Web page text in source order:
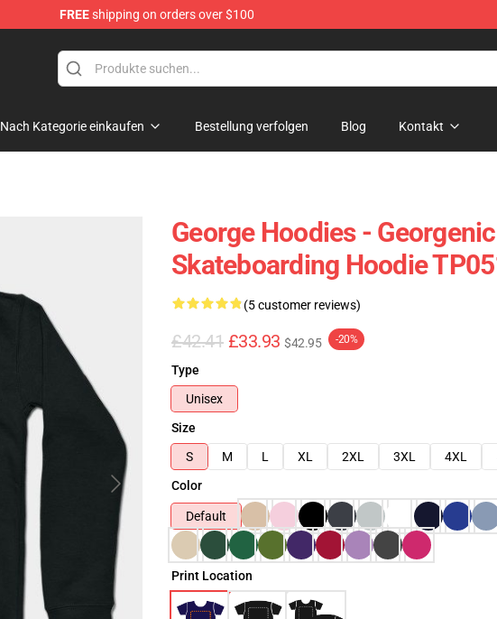
FREEshipping on orders over $100
Nach Kategorie einkaufen Bestellung verfolgen Blog Kontakt
George Hoodies -
Skateboarding Hoodie
(5 customer reviews)
£42.41 £33.93 $42.95 -20%
Type
Unisex
Size
S
M L XL 2XL 3XL 4XL
Color
Default
Print Location